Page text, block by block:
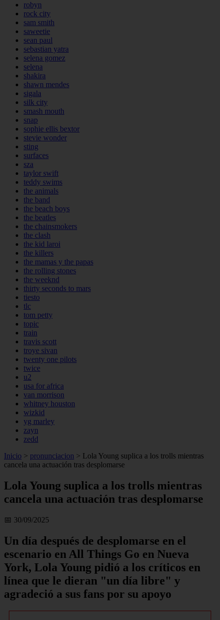
robyn
rock city
sam smith
saweetie
sean paul
sebastian yatra
selena gomez
selena
shakira
shawn mendes
sigala
silk city
smash mouth
snap
sophie ellis bextor
stevie wonder
sting
surfaces
sza
taylor swift
teddy swims
the animals
the band
the beach boys
the beatles
the chainsmokers
the clash
the kid laroi
the killers
the mamas y the papas
the rolling stones
the weeknd
thirty seconds to mars
tiesto
tlc
tom petty
topic
train
travis scott
troye sivan
twenty one pilots
twice
u2
usa for africa
van morrison
whitney houston
wizkid
yg marley
zayn
zedd
Inicio > pronunciacion > Lola Young suplica a los trolls mientras
cancela una actuación tras desplomarse
Lola Young suplica a los trolls mientras
cancela una actuación tras desplomarse
📅 30/09/2025
Un día después de desplomarse en el
escenario en All Things Go en Nueva
York, Lola Young pidió a los críticos en
línea que le dieran "un día libre" y
agradeció a sus fans por su apoyo